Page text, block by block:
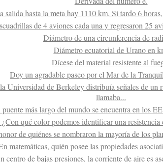
salida hasta la meta hay 1110 km. Si tardo 6
de 4 aviones cada una y regresaron 25
Diámetro de una circunferencia de
Diámetro ecuatorial de Urano en
Dícese del material resistente al
Doy un agradable paseo por el Mar de la
Universidad de Berkeley distribuía señales de un
llamaba...
más largo del mundo se encuentra en los
qué color podemos identificar una
de quiénes se nombraron la mayoría de los
matemáticas, quién posee las propiedades
centro de bajas presiones, la corriente de aire es